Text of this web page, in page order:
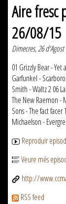
Aire fresc
26/08/15
Dimecres, 26
01 Grizzly Bear -
Garfunkel -
Smith - Waltz 2 06
The New Raemon -
Sons - The fact
Michaelson -
Reproduir
Veure més
http://
RSS feed